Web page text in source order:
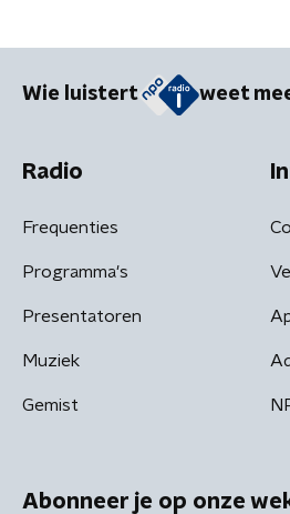
Wie luistert weet
Radio
Frequenties
Programma's
Presentatoren
Muziek
Gemist
Abonneer je op onze